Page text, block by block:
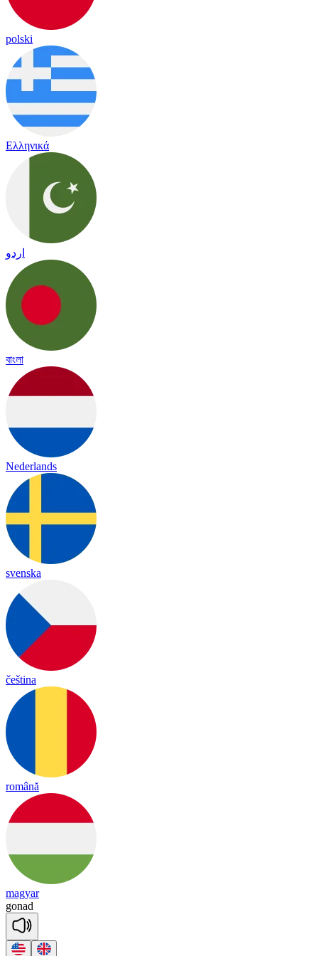
polski
Ελληνικά
اردو
বাংলা
Nederlands
svenska
čeština
română
magyar
gonad